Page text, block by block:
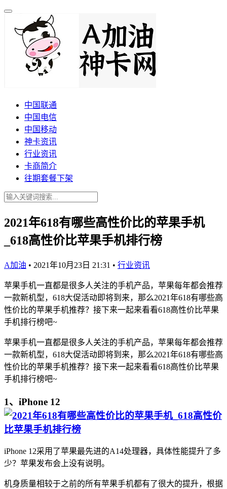
中国联通
中国电信
中国移动
神卡资讯
行业资讯
卡商简介
往期套餐下架
2021年618有哪些高性价比的苹果手机
_618高性价比苹果手机排行榜
A加油 • 2021年10月23日 21:31 • 行业资讯
苹果手机一直都是很多人关注的手机产品，苹果每年都会推荐
一款新机型，618大促活动即将到来，那么2021年618有哪些高
性价比的苹果手机推荐？接下来一起来看看618高性价比苹果
手机排行榜吧~
苹果手机一直都是很多人关注的手机产品，苹果每年都会推荐
一款新机型，618大促活动即将到来，那么2021年618有哪些高
性价比的苹果手机推荐？接下来一起来看看618高性价比苹果
手机排行榜吧~
1、iPhone 12
iPhone 12采用了苹果最先进的A14处理器，具体性能提升了多
少？苹果发布会上没有说明。
机身质量相较于之前的所有苹果手机都有了很大的提升，根据